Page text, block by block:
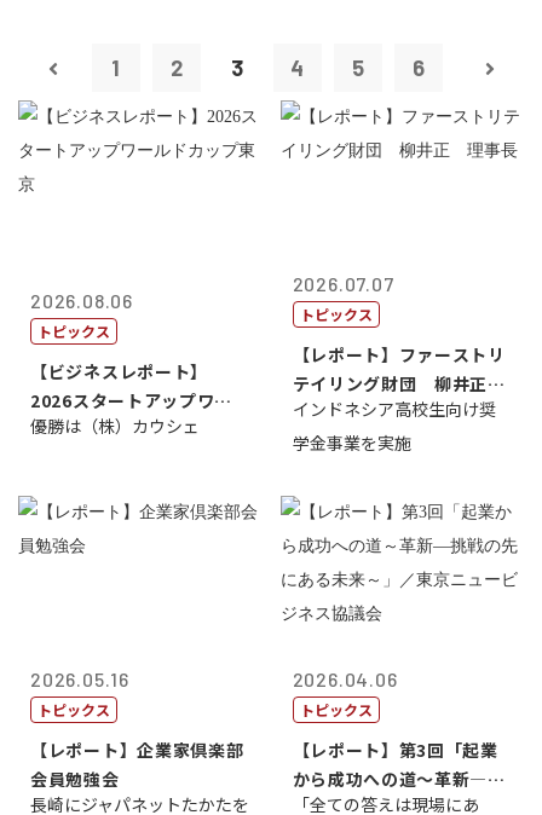
1 2 3 4 5 6
2026.08.06
トピックス
【ビジネスレポート】
2026スタートアップワー
ルドカップ東京
優勝は（株）カウシェ
2026.07.07
トピックス
【レポート】ファーストリ
テイリング財団 柳井正
理事長
インドネシア高校生向け奨
学金事業を実施
2026.05.16
トピックス
【レポート】企業家倶楽部
会員勉強会
長崎にジャパネットたかたを
2026.04.06
トピックス
【レポート】第3回「起業
から成功への道～革新―挑
戦の先にある...
「全ての答えは現場にあ